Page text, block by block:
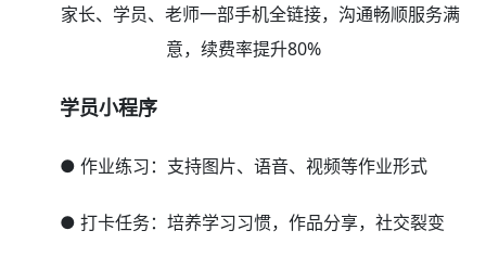
家长、学员、老师一部手机全链接，沟通畅顺服务满
意，续费率提升80%
学员小程序
● 作业练习：支持图片、语音、视频等作业形式
● 打卡任务：培养学习习惯，作品分享，社交裂变